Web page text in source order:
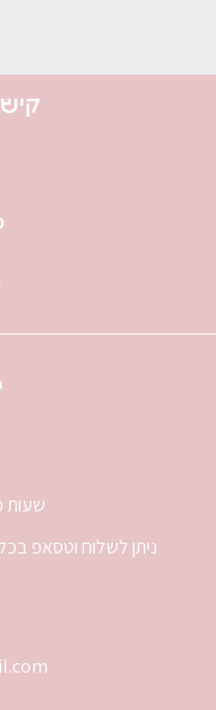
שעות מענה
ניתן לשלוח וטסאפ